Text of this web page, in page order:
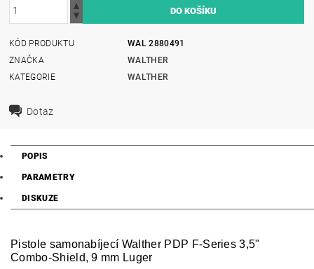
KÓD PRODUKTU
WAL 2880491
ZNAČKA
WALTHER
KATEGORIE
WALTHER
Dotaz
POPIS
PARAMETRY
DISKUZE
Pistole samonabíjecí Walther PDP F-Series 3,5"
Combo-Shield, 9 mm Luger